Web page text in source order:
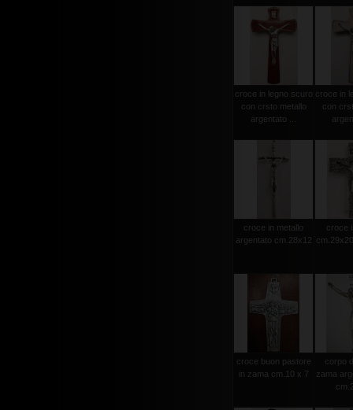
croce in legno scuro
con crsto metallo
argentato ...
croce in
con
croce in metallo
argentato cm.28x12
croce
croce buon pastore
in zama cm.10 x 7
corpo
zama